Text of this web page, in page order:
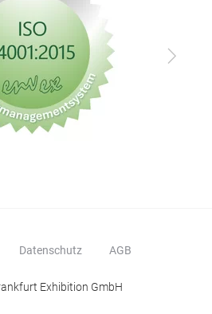
Vor
Datenschutz AGB
Exhibition GmbH